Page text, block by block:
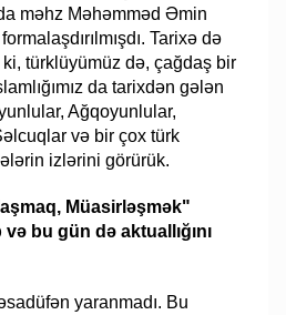
da məhz Məhəmməd Əmin
Tarixə də
ki, türklüyümüz də, çağdaş bir
da tarixdən gələn
Ağqoyunlular,
və bir çox türk
izlərini görürük.
Müasirləşmək"
bu gün də aktuallığını
yaranmadı. Bu